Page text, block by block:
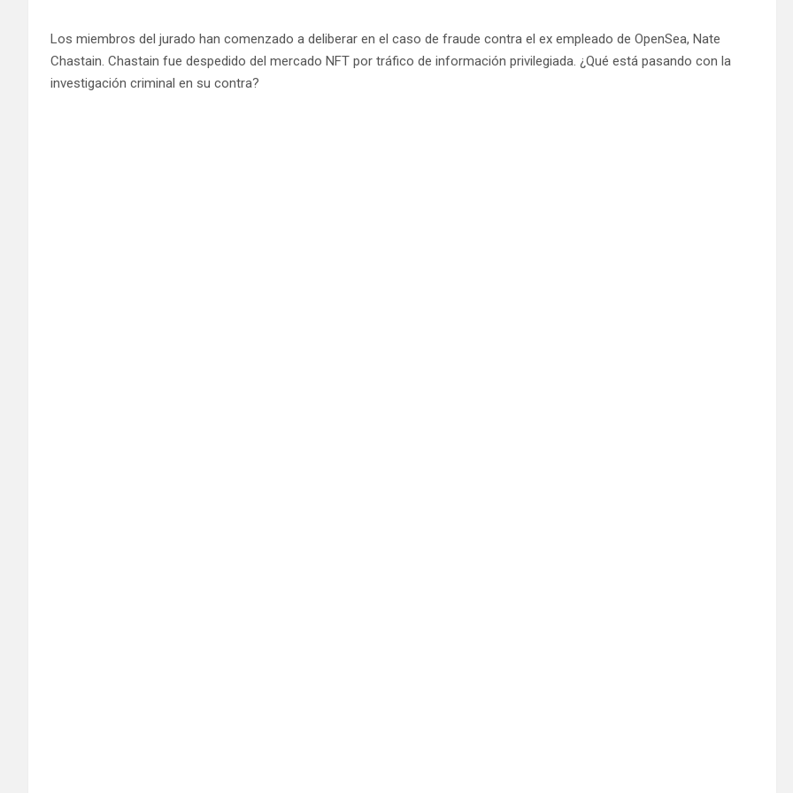
Los miembros del jurado han comenzado a deliberar en el caso de fraude contra el ex empleado de OpenSea, Nate
Chastain. Chastain fue despedido del mercado NFT por tráfico de información privilegiada. ¿Qué está pasando con la
investigación criminal en su contra?